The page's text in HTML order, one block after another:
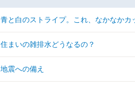
青と白のストライプ。これ、なかなかカ
住まいの雑排水どうなるの？
地震への備え